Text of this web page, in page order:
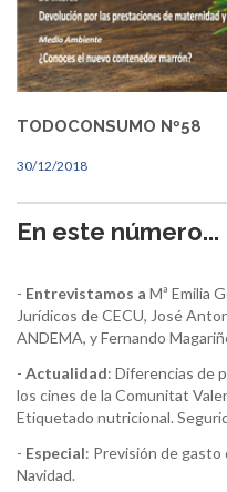
TODOCONSUMO Nº58
30/12/2018
En este número...
- Entrevistamos a Mª Emilia
Jurídicos de CECU, José
ANDEMA, y Fernando
- Actualidad: Diferencias de
los cines de la Comunitat
Etiquetado nutricional.
- Especial: Previsión de gasto
Navidad.